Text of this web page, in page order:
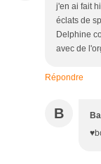
j'en ai fait
éclats de
Delphine
avec de
Répondre
B